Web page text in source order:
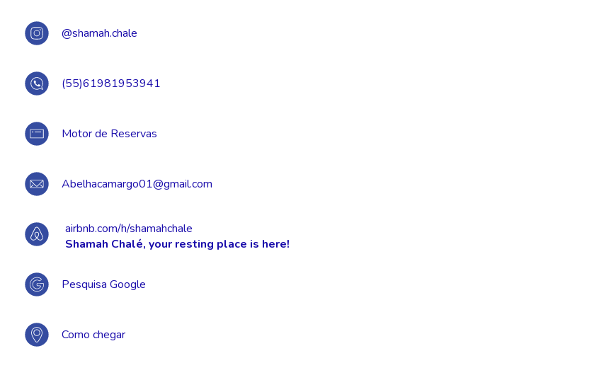
@shamah.chale
(55)61981953941
Motor de Reservas
Abelhacamargo01@gmail.com
airbnb.com/h/shamahchale
Shamah Chalé, your resting place is here!
Pesquisa Google
Como chegar